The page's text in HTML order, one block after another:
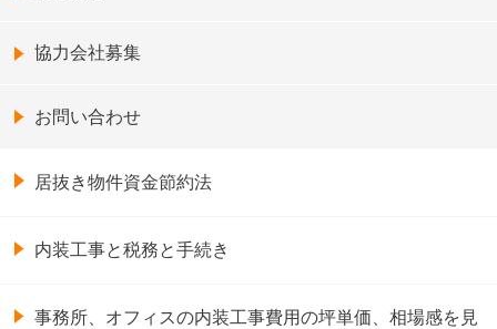
協力会社募集
お問い合わせ
居抜き物件資金節約法
内装工事と税務と手続き
事務所、オフィスの内装工事費用の坪単価、相場感を見